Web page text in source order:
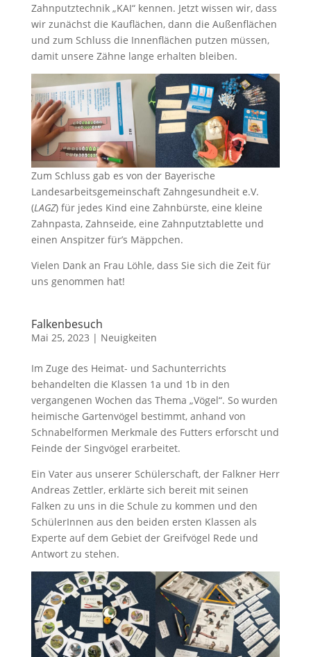
Zahnputztechnik „KAI“ kennen. Jetzt wissen wir, dass
wir zunächst die Kauflächen, dann die Außenflächen
und zum Schluss die Innenflächen putzen müssen,
damit unsere Zähne lange erhalten bleiben.
Zum Schluss gab es von der Bayerische
Landesarbeitsgemeinschaft Zahngesundheit e.V.
(LAGZ) für jedes Kind eine Zahnbürste, eine kleine
Zahnpasta, Zahnseide, eine Zahnputztablette und
einen Anspitzer für’s Mäppchen.
Vielen Dank an Frau Löhle, dass Sie sich die Zeit für
uns genommen hat!
Falkenbesuch
Mai 25, 2023 | Neuigkeiten
Im Zuge des Heimat- und Sachunterrichts
behandelten die Klassen 1a und 1b in den
vergangenen Wochen das Thema „Vögel“. So wurden
heimische Gartenvögel bestimmt, anhand von
Schnabelformen Merkmale des Futters erforscht und
Feinde der Singvögel erarbeitet.
Ein Vater aus unserer Schülerschaft, der Falkner Herr
Andreas Zettler, erklärte sich bereit mit seinen
Falken zu uns in die Schule zu kommen und den
SchülerInnen aus den beiden ersten Klassen als
Experte auf dem Gebiet der Greifvögel Rede und
Antwort zu stehen.